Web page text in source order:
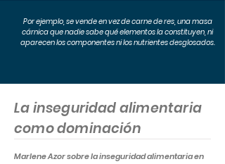
Por ejemplo, se vende en vez de carne de res, una masa
cárnica que nadie sabe qué elementos la constituyen, ni
aparecen los componentes ni los nutrientes desglosados.
La inseguridad alimentaria
como dominación
Marlene Azor sobre la inseguridad alimentaria en